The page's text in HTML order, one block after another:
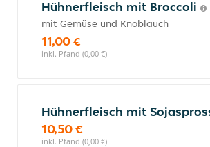
Hühnerfleisch mit Broccoli
mit Gemüse und Knoblauch
11,00 €
inkl. Pfand (0,00 €)
Hühnerfleisch mit
10,50 €
inkl. Pfand (0,00 €)